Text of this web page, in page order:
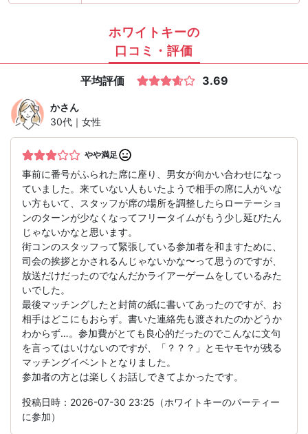
ホワイトキーの
口コミ・評価
平均評価 3.69
かさん
30代｜女性
やや満足
事前に番号がふられた席に座り、男女が向かい合わせになっ
ていました。来ていない人もいたようで相手の席に人がいな
い方もいて、スタッフが席の場所を調整したらローテーショ
ンのターンが少なくなってフリータイムがもう少し延びたん
じゃないかなと思います。
街コンのスタッフって緊張している参加者を和ますために、
司会の挨拶とかされるんじゃないかな〜って思うのですが、
放送だけだったのでなんだかライアーゲームをしているみた
いでした。
最後マッチングしたと封筒の紙に書いてあったのですが、お
相手はどこにもおらず。書いた連絡先も渡されたのかどうか
わからず…。参加費がとても良心的だったのでこんなに文句
を言ってはいけないのですが、「？？？」とモヤモヤが残る
マッチングイベントとなりました。
参加者の方とは楽しくお話しできてよかったです。
投稿日時：2026-07-30 23:25（ホワイトキーのパーティー
に参加）